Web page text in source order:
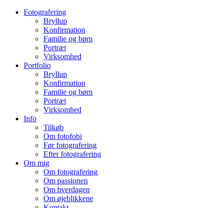
Fotografering
Bryllup
Konfirmation
Familie og børn
Portræt
Virksomhed
Portfolio
Bryllup
Konfirmation
Familie og børn
Portræt
Virksomhed
Info
Tilkøb
Om fotofobi
Før fotografering
Efter fotografering
Om mig
Om fotografering
Om passionen
Om hverdagen
Om øjeblikkene